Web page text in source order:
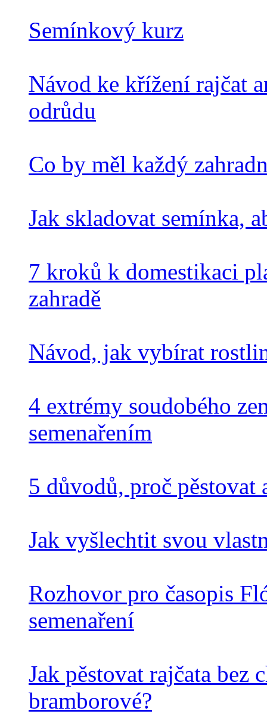
Semínkový kurz
Návod ke křížení rajčat
odrůdu
Co by měl každý
Jak skladovat semínka,
7 kroků k domestikaci
zahradě
Návod, jak vybírat
4 extrémy soudobého
semenařením
5 důvodů, proč pěstovat
Jak vyšlechtit svou
Rozhovor pro časopis
semenaření
Jak pěstovat rajčata bez
bramborové?